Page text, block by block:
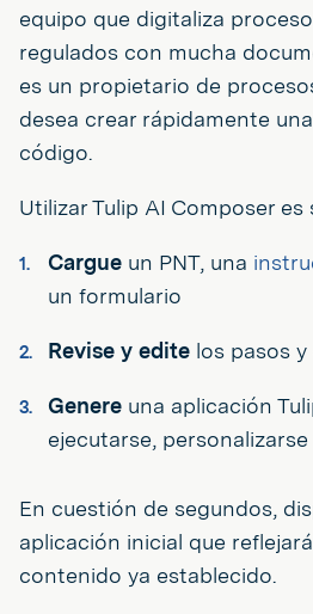
equipo que digitaliza
regulados con mucha
es un propietario de
desea crear rápidamente
código.
Utilizar Tulip AI Composer es
Cargueun PNT, una
un formulario
Revise y editelos pasos y
Genereuna aplicación
ejecutarse,
En cuestión de segundos,
aplicación inicial que
contenido ya establecido.